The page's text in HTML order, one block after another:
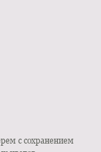
с сохранением